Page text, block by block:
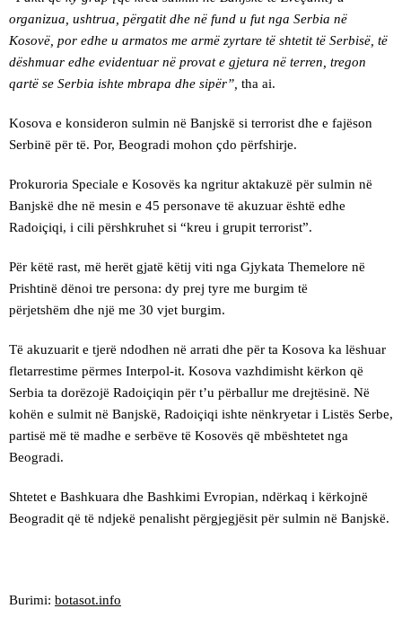
organizua, ushtrua, përgatit dhe në fund u fut nga Serbia në
Kosovë, por edhe u armatos me armë zyrtare të shtetit të Serbisë, të
dëshmuar edhe evidentuar në provat e gjetura në terren, tregon
qartë se Serbia ishte mbrapa dhe sipër”, tha ai.
Kosova e konsideron sulmin në Banjskë si terrorist dhe e fajëson
Serbinë për të. Por, Beogradi mohon çdo përfshirje.
Prokuroria Speciale e Kosovës ka ngritur aktakuzë për sulmin në
Banjskë dhe në mesin e 45 personave të akuzuar është edhe
Radoiçiqi, i cili përshkruhet si “kreu i grupit terrorist”.
Për këtë rast, më herët gjatë këtij viti nga Gjykata Themelore në
Prishtinë dënoi tre persona: dy prej tyre me burgim të
përjetshëm dhe një me 30 vjet burgim.
Të akuzuarit e tjerë ndodhen në arrati dhe për ta Kosova ka lëshuar
fletarrestime përmes Interpol-it. Kosova vazhdimisht kërkon që
Serbia ta dorëzojë Radoiçiqin për t’u përballur me drejtësinë. Në
kohën e sulmit në Banjskë, Radoiçiqi ishte nënkryetar i Listës Serbe,
partisë më të madhe e serbëve të Kosovës që mbështetet nga
Beogradi.
Shtetet e Bashkuara dhe Bashkimi Evropian, ndërkaq i kërkojnë
Beogradit që të ndjekë penalisht përgjegjësit për sulmin në Banjskë.
Burimi: botasot.info